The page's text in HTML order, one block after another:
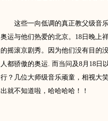
这些一向低调的真正教父级音乐
奥运与他们热爱的北京。18日晚上
的摇滚京剧秀。因为他们没有目的
人都骄傲的奥运. 而当问及8月18日
行？几位大师级音乐顽童，相视大
出就不知道啦，哈哈哈哈！！